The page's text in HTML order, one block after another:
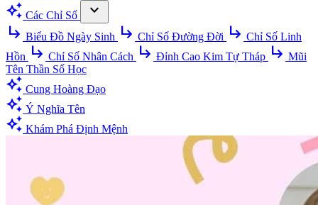
auto_awesome Các Chỉ Số
expand_more
subdirectory_arrow_right Biểu Đồ Ngày Sinh subdirectory_arrow_right Chỉ Số Đường Đời subdirectory_arrow_right Chỉ Số Linh
Hồn subdirectory_arrow_right Chỉ Số Nhân Cách subdirectory_arrow_right Đỉnh Cao Kim Tự Tháp subdirectory_arrow_right Mũi
Tên Thần Số Học
auto_awesome Cung Hoàng Đạo
auto_awesome Ý Nghĩa Tên
auto_awesome Khám Phá Định Mệnh